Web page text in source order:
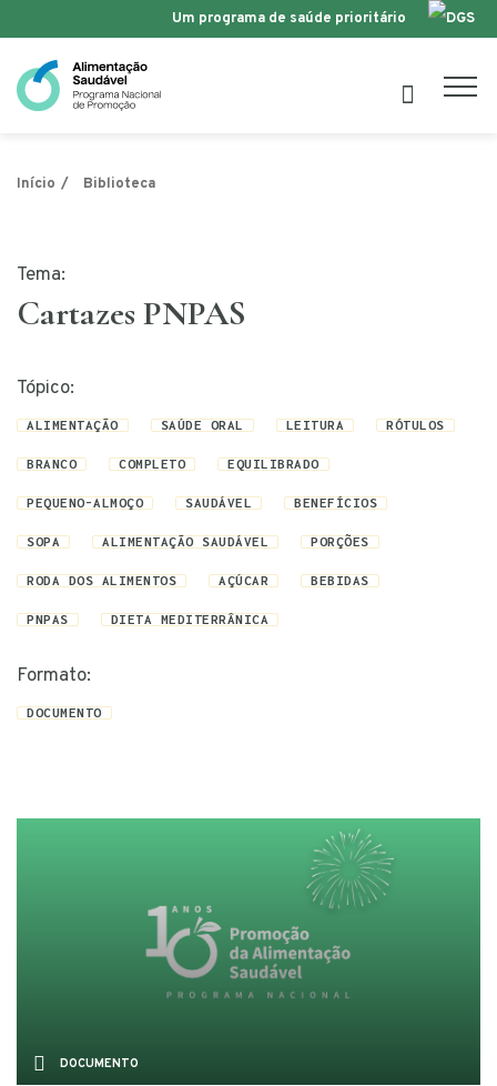
Saltar para o conteúdoUm programa de saúde prioritário
Início Biblioteca
Tema:
Cartazes PNPAS
Tópico:
ALIMENTAÇÃO SAÚDE ORAL LEITURA RÓTULOS
BRANCO COMPLETO EQUILIBRADO
PEQUENO-ALMOÇO SAUDÁVEL BENEFÍCIOS
SOPA ALIMENTAÇÃO SAUDÁVEL PORÇÕES
RODA DOS ALIMENTOS AÇÚCAR BEBIDAS
PNPAS DIETA MEDITERRÂNICA
Formato:
DOCUMENTO
DOCUMENTO